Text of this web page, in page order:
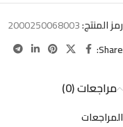
رمز المنتج:2000250068003
Share:
مراجعات (0)
المراجعات